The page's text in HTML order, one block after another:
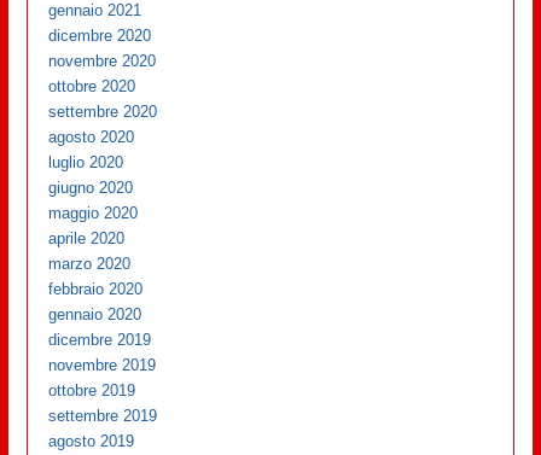
gennaio 2021
dicembre 2020
novembre 2020
ottobre 2020
settembre 2020
agosto 2020
luglio 2020
giugno 2020
maggio 2020
aprile 2020
marzo 2020
febbraio 2020
gennaio 2020
dicembre 2019
novembre 2019
ottobre 2019
settembre 2019
agosto 2019